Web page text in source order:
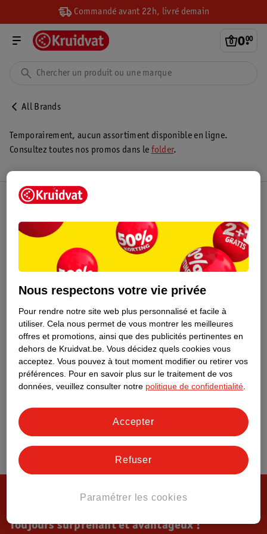
Commandé avant 22h, livré demain
0.
00
All Brands
Temporairement, aucun assortiment disponible en ligne.
Consultez toutes nos promos dans le folder.
Toujours surprenant et avantageux !
Nous respectons votre vie privée
Pour rendre notre site web plus personnalisé et facile à
utiliser. Cela nous permet de vous montrer les meilleures
offres et promotions, ainsi que des publicités pertinentes en
dehors de Kruidvat.be. Vous décidez quels cookies vous
acceptez. Vous pouvez à tout moment modifier ou retirer vos
préférences. Pour en savoir plus sur le traitement de vos
données, veuillez consulter notre politique de confidentialité
Paramétrer les cookies
Refuser
Accepter